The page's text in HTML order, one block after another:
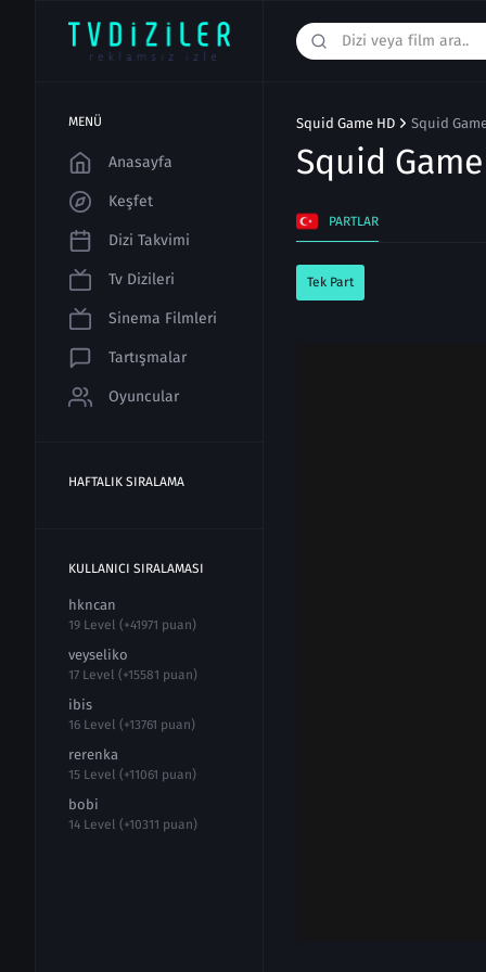
MENÜ
Anasayfa
Keşfet
Dizi Takvimi
Tv Dizileri
Sinema Filmleri
Tartışmalar
Oyuncular
HAFTALIK SIRALAMA
KULLANICI SIRALAMASI
hkncan
19 Level (+41971 puan)
veyseliko
17 Level (+15581 puan)
ibis
16 Level (+13761 puan)
rerenka
15 Level (+11061 puan)
bobi
14 Level (+10311 puan)
Squid Game HD Squid
Squid
PARTLAR
Tek Part